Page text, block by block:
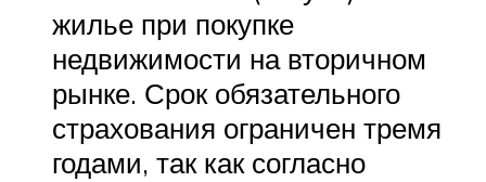
жилье при покупке
недвижимости на вторичном
рынке. Срок обязательного
страхования ограничен тремя
годами, так как согласно